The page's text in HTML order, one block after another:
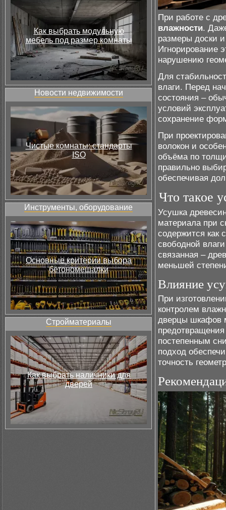
Как выбрать модульную
мебель под размер комнаты
Новости недвижимости
Чистые комнаты: стандарты
ISO
Инструменты, оборудование
Основные критерии выбора
бетономешалки
Стройматериалы
Как выбрать наличники для
дверей
При работе с
влажности.
размеры доски и
Игнорирование
нарушению
Для
влаги. Перед
состояния –
условий
сохранение
При
волокон и
объёма по
правильно
обеспечивая
Что такое
Усушка
материала при
содержится как
свободной
связанная –
меньшей
Влияние
При
контролем
дверцы шкафов
постепенным
подход
точность